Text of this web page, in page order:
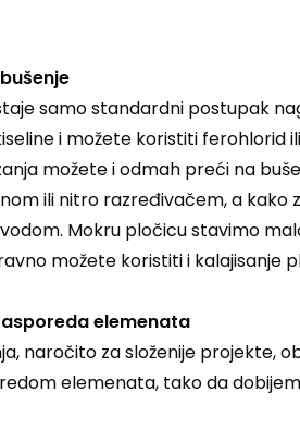
samo standardni postupak
i možete koristiti ferohlorid
možete i odmah preći na
ili nitro razređivačem, a
Mokru pločicu stavimo
možete koristiti i kalajisanje
elemenata
naročito za složenije projekte,
elemenata, tako da